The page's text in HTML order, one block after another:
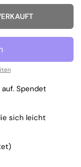
auf. Spendet
sich leicht